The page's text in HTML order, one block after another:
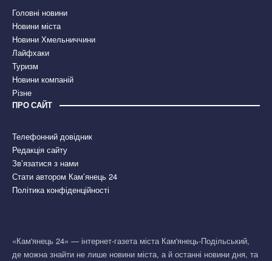
Головні новини
Новини міста
Новини Хмельниччини
Лайфхаки
Туризм
Новини компаній
Різне
ПРО САЙТ
Телефонний довідник
Редакція сайту
Зв’язатися з нами
Стати автором Кам’янець 24
Політика конфіденційності
«Кам'янець 24» — інтернет-газета міста Кам'янець-Подільський,
де можна знайти не лише новини міста, а й останні новини дня, та